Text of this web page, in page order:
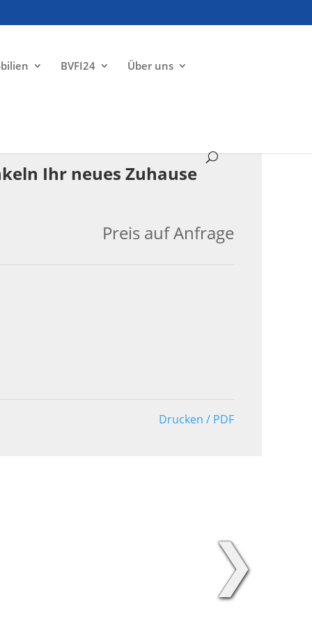
BVFI24 Über uns
Ihr neues Zuhause
Preis auf Anfrage
Drucken / PDF
❯